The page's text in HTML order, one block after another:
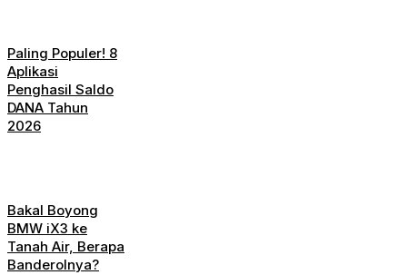
Paling Populer! 8
Aplikasi
Penghasil Saldo
DANA Tahun
2026
Bakal Boyong
BMW iX3 ke
Tanah Air, Berapa
Banderolnya?